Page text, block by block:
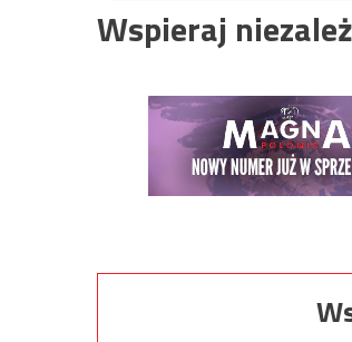
Wspieraj